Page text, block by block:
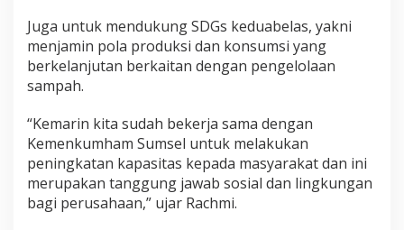
Juga untuk mendukung SDGs keduabelas, yakni
menjamin pola produksi dan konsumsi yang
berkelanjutan berkaitan dengan pengelolaan
sampah.
“Kemarin kita sudah bekerja sama dengan
Kemenkumham Sumsel untuk melakukan
peningkatan kapasitas kepada masyarakat dan ini
merupakan tanggung jawab sosial dan lingkungan
bagi perusahaan,” ujar Rachmi.